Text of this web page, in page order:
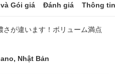
Gói giá Đánh giá Thông
さが違います！ボリューム満点
Nhật Bản